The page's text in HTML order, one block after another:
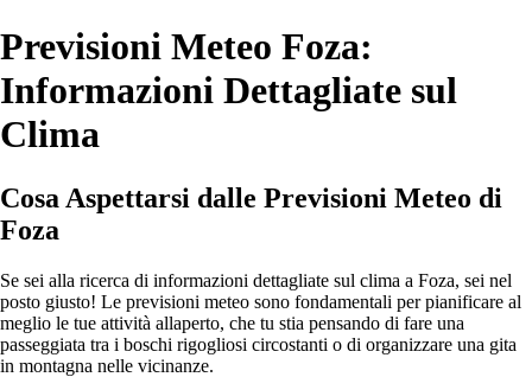
Previsioni Meteo Foza:
Informazioni Dettagliate sul
Clima
Cosa Aspettarsi dalle Previsioni Meteo di
Foza
Se sei alla ricerca di informazioni dettagliate sul clima a Foza, sei nel
posto giusto! Le previsioni meteo sono fondamentali per pianificare al
meglio le tue attività allaperto, che tu stia pensando di fare una
passeggiata tra i boschi rigogliosi circostanti o di organizzare una gita
in montagna nelle vicinanze.